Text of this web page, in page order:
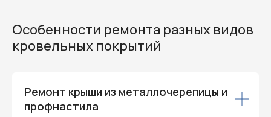
Особенности ремонта разных видов
кровельных покрытий
Ремонт крыши из металлочерепицы и
профнастила